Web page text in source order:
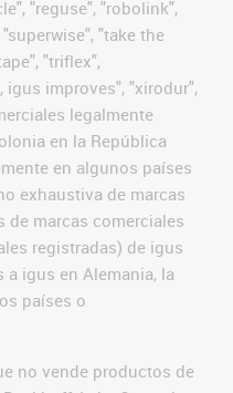
"reguse", "robolink",
"take the
"triflex",
improves", "xirodur",
legalmente
en la República
en algunos países
exhaustiva de marcas
marcas comerciales
registradas) de igus
a igus en Alemania, la
países o
no vende productos de